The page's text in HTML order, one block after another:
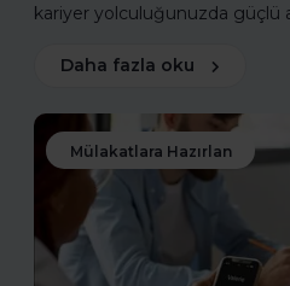
kariyer yolculuğunuzda güçlü
Daha fazla oku
Mülakatlara Hazırlan